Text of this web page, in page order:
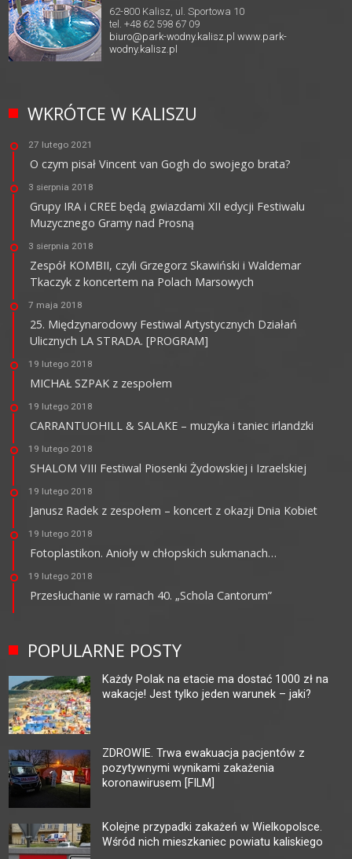
62-800 Kalisz, ul. Sportowa 10
tel. +48 62 598 67 09
biuro@park-wodny.kalisz.pl www.park-
wodny.kalisz.pl
WKRÓTCE W KALISZU
27 lutego 2021
O czym pisał Vincent van Gogh do swojego brata?
3 sierpnia 2018
Grupy IRA i CREE będą gwiazdami XII edycji Festiwalu
Muzycznego Gramy nad Prosną
3 sierpnia 2018
Zespół KOMBII, czyli Grzegorz Skawiński i Waldemar
Tkaczyk z koncertem na Polach Marsowych
7 maja 2018
25. Międzynarodowy Festiwal Artystycznych Działań
Ulicznych LA STRADA. [PROGRAM]
19 lutego 2018
MICHAŁ SZPAK z zespołem
19 lutego 2018
CARRANTUOHILL & SALAKE – muzyka i taniec irlandzki
19 lutego 2018
SHALOM VIII Festiwal Piosenki Żydowskiej i Izraelskiej
19 lutego 2018
Janusz Radek z zespołem – koncert z okazji Dnia Kobiet
19 lutego 2018
Fotoplastikon. Anioły w chłopskich sukmanach…
19 lutego 2018
Przesłuchanie w ramach 40. „Schola Cantorum”
POPULARNE POSTY
Każdy Polak na etacie ma dostać 1000 zł na
wakacje! Jest tylko jeden warunek – jaki?
ZDROWIE. Trwa ewakuacja pacjentów z
pozytywnymi wynikami zakażenia
koronawirusem [FILM]
Kolejne przypadki zakażeń w Wielkopolsce.
Wśród nich mieszkaniec powiatu kaliskiego